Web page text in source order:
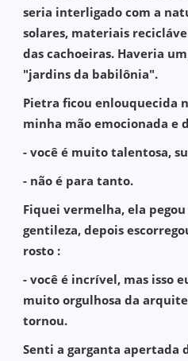
seria interligado com a
solares, materiais
das cachoeiras. Haveria
"jardins da babilônia".
Pietra ficou enlouquecida
minha mão emocionada e
- você é muito talentosa,
- não é para tanto.
Fiquei vermelha, ela
gentileza, depois
rosto :
- você é incrível, mas isso
muito orgulhosa da
tornou.
Senti a garganta apertada